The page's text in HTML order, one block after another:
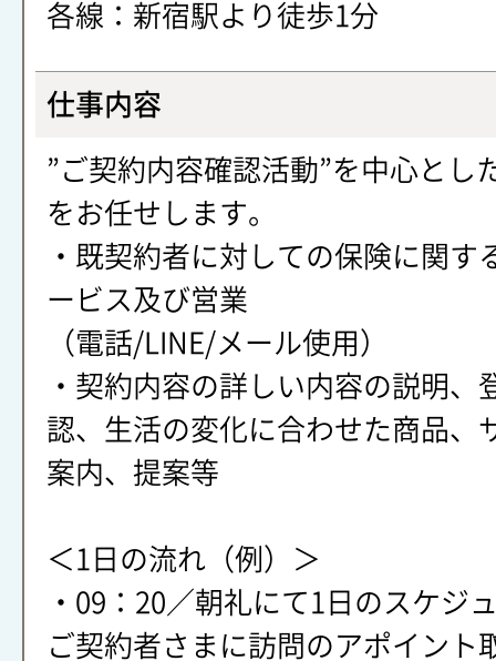
各線：新宿駅より徒歩1分
仕事内容
”ご契約内容確認活動”を中心とし
をお任せします。
・既契約者に対しての保険に関す
ービス及び営業
（電話/LINE/メール使用）
・契約内容の詳しい内容の説明、
認、生活の変化に合わせた商品、
案内、提案等
＜1日の流れ（例）＞
・09：20／朝礼にて1日のスケジ
ご契約者さまに訪問のアポイント